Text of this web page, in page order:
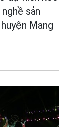
sản
Mang